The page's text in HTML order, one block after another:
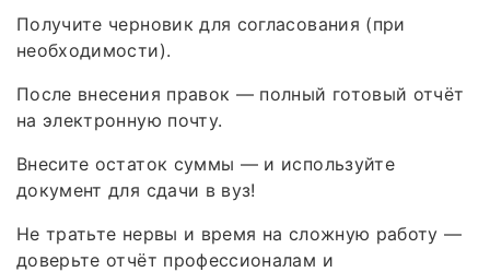
Получите черновик для согласования (при
необходимости).
После внесения правок — полный готовый отчёт
на электронную почту.
Внесите остаток суммы — и используйте
документ для сдачи в вуз!
Не тратьте нервы и время на сложную работу —
доверьте отчёт профессионалам и